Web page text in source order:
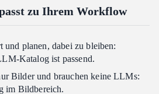
zu Ihrem Workflow
und planen, dabei zu bleiben:
Katalog ist passend.
Bilder und brauchen keine LLMs:
im Bildbereich.